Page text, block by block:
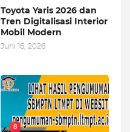
Toyota Yaris 2026 dan
Tren Digitalisasi Interior
Mobil Modern
Juni 16, 2026
8